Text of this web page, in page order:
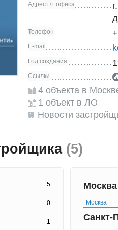
Адрес гл. офиса
Телефон
E-mail
Год создания
Ссылки
4 объекта в
1 объект в ЛО
Новости
(5)
5
0
1
Москва
Санкт-